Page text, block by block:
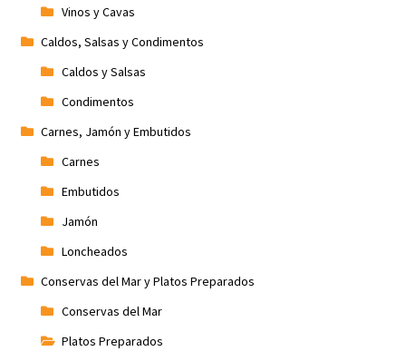
Vinos y Cavas
Caldos, Salsas y Condimentos
Caldos y Salsas
Condimentos
Carnes, Jamón y Embutidos
Carnes
Embutidos
Jamón
Loncheados
Conservas del Mar y Platos Preparados
Conservas del Mar
Platos Preparados